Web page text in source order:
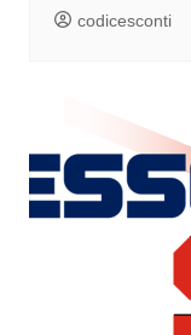
codicesconti